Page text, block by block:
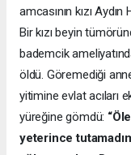
amcasının kızı
Bir kızı beyin
bademcik
öldü. Göremediği
yitimine evlat acıları
yüreğine gömdü:
yeterince